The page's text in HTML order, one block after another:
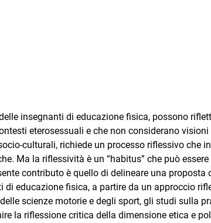
insegnanti di educazione fisica, possono
eterosessuali e che non considerano
culturali, richiede un processo riflessivo che
Ma la riflessività è un “habitus” che può
contributo è quello di delineare una
educazione fisica, a partire da un approccio
scienze motorie e degli sport, gli studi sulla
la riflessione critica della dimensione etica e